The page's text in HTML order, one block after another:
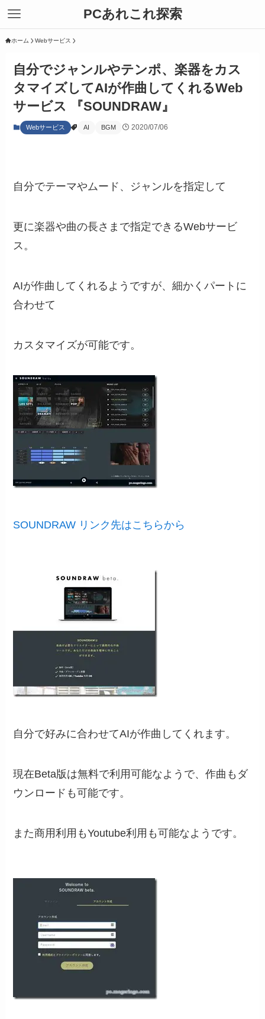
PCあれこれ探索
ホーム Webサービス
自分でジャンルやテンポ、楽器をカス
タマイズしてAIが作曲してくれるWeb
サービス 『SOUNDRAW』
Webサービス AI BGM 2020/07/06
自分でテーマやムード、ジャンルを指定して
更に楽器や曲の長さまで指定できるWebサービ
ス。
AIが作曲してくれるようですが、細かくパートに
合わせて
カスタマイズが可能です。
SOUNDRAW リンク先はこちらから
自分で好みに合わせてAIが作曲してくれます。
現在Beta版は無料で利用可能なようで、作曲もダ
ウンロードも可能です。
また商用利用もYoutube利用も可能なようです。